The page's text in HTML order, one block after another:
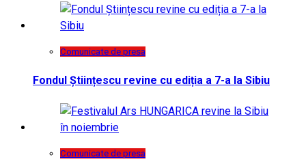
Comunicate de presa
Fondul Științescu revine cu ediția a 7-a la Sibiu
Comunicate de presa